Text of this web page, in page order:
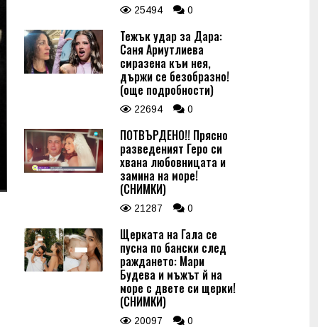
25494 0
Тежък удар за Дара:
Саня Армутлиева
смразена към нея,
държи се безобразно!
(още подробности)
22694 0
ПОТВЪРДЕНО!! Прясно
разведеният Геро си
хвана любовницата и
замина на море!
(СНИМКИ)
21287 0
Щерката на Гала се
пусна по бански след
раждането: Мари
Будева и мъжът й на
море с двете си щерки!
(СНИМКИ)
20097 0